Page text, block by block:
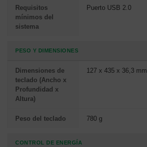
Requisitos
mínimos del
sistema
Puerto USB 2.0
PESO Y DIMENSIONES
Dimensiones de
teclado (Ancho x
Profundidad x
Altura)
127 x 435 x 36,3 mm
Peso del teclado 780 g
CONTROL DE ENERGÍA